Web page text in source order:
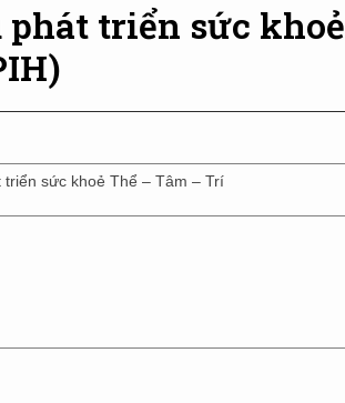
triển sức khoẻ
sức khoẻ Thể – Tâm – Trí